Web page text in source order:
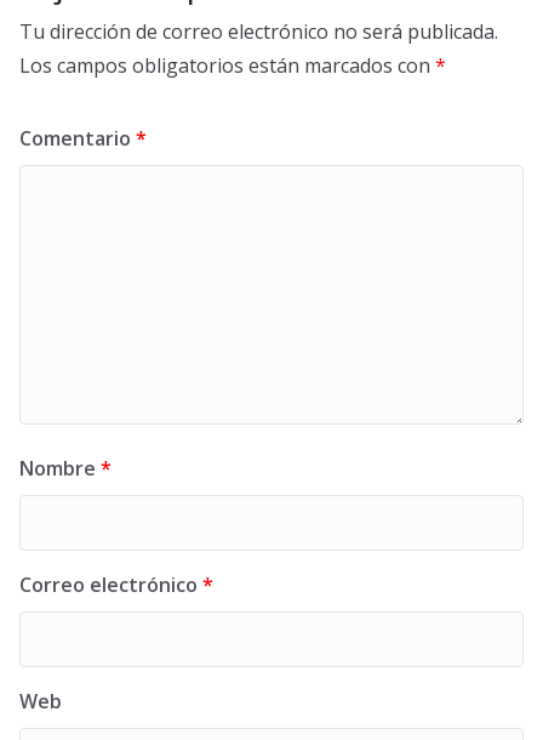
Tu dirección de correo electrónico no será publicada.
Los campos obligatorios están marcados con *
Comentario *
Nombre *
Correo electrónico *
Web